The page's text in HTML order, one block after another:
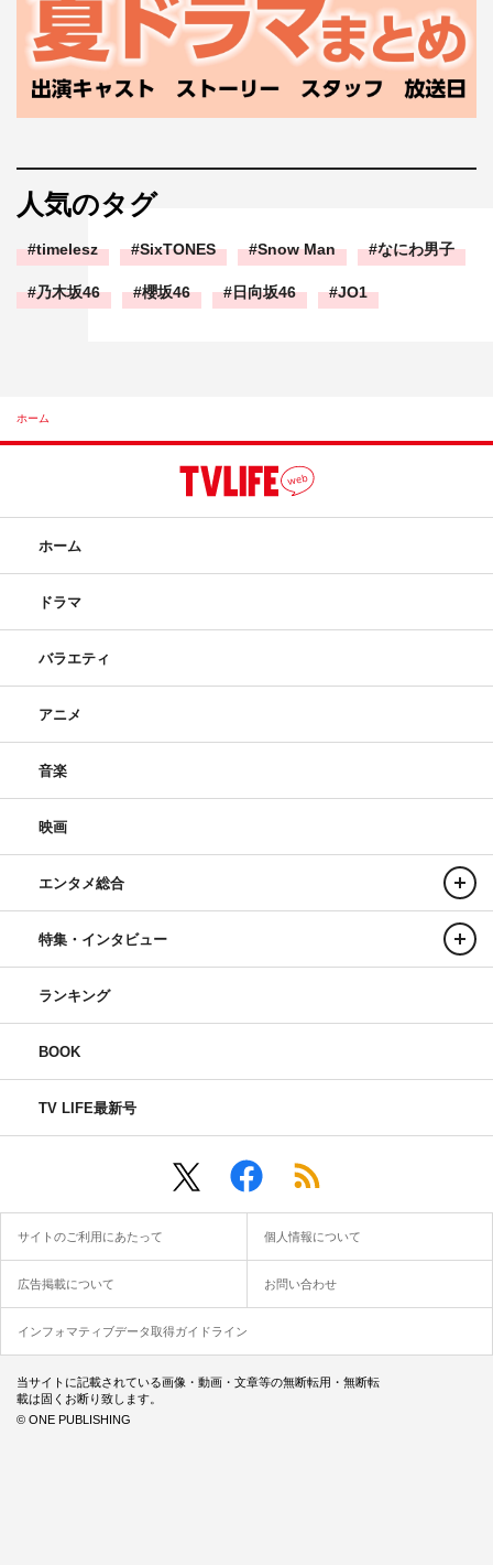
人気のタグ
timelesz SixTONES Snow Man なにわ男子
乃木坂46 櫻坂46 日向坂46 JO1
ホーム
ホーム
ドラマ
バラエティ
アニメ
音楽
映画
エンタメ総合
特集・インタビュー
ランキング
BOOK
TV LIFE最新号
サイトのご利用にあたって 個人情報について
広告掲載について お問い合わせ
インフォマティブデータ取得ガイドライン
当サイトに記載されている画像・動画・文章等の無断転用・無断転
載は固くお断り致します。
© ONE PUBLISHING